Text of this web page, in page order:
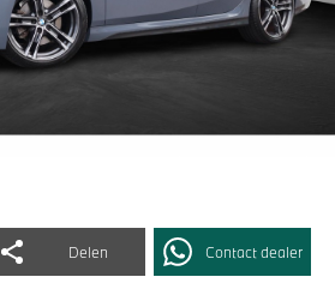
Delen Contact dealer